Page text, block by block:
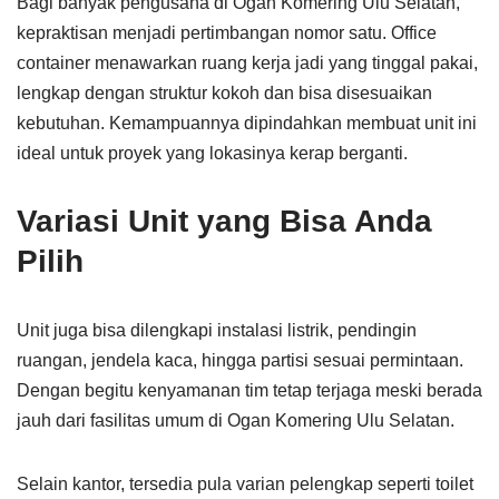
kepraktisan menjadi pertimbangan nomor satu. Office
container menawarkan ruang kerja jadi yang tinggal pakai,
lengkap dengan struktur kokoh dan bisa disesuaikan
kebutuhan. Kemampuannya dipindahkan membuat unit ini
ideal untuk proyek yang lokasinya kerap berganti.
Variasi Unit yang Bisa Anda
Pilih
Unit juga bisa dilengkapi instalasi listrik, pendingin
ruangan, jendela kaca, hingga partisi sesuai permintaan.
Dengan begitu kenyamanan tim tetap terjaga meski berada
jauh dari fasilitas umum di Ogan Komering Ulu Selatan.
Selain kantor, tersedia pula varian pelengkap seperti toilet